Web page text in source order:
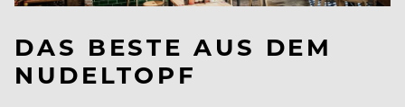
DAS BESTE AUS DEM
NUDELTOPF